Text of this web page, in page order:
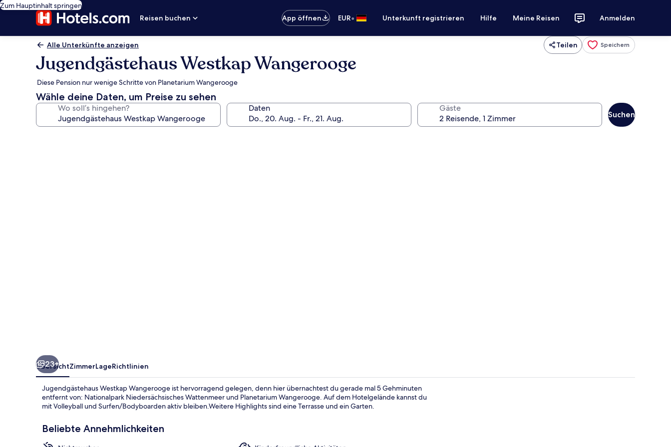
Zum Hauptinhalt springen
Reisen buchen
App öffnen EUR• Unterkunft registrieren Hilfe Meine Reisen Anmelden
Alle Unterkünfte anzeigen Teilen Speichern
Jugendgästehaus Westkap Wangerooge
Diese Pension nur wenige Schritte von Planetarium Wangerooge
Wähle deine Daten, um Preise zu sehen
Wo soll’s hingehen? Daten Gäste
Suchen
23+
ÜbersichtZimmerLageRichtlinien
Jugendgästehaus Westkap Wangerooge ist hervorragend gelegen, denn hier übernachtest du gerade mal 5 Gehminuten
entfernt von: Nationalpark Niedersächsisches Wattenmeer und Planetarium Wangerooge. Auf dem Hotelgelände kannst du
mit Volleyball und Surfen/Bodyboarden aktiv bleiben.Weitere Highlights sind eine Terrasse und ein Garten.
Beliebte Annehmlichkeiten